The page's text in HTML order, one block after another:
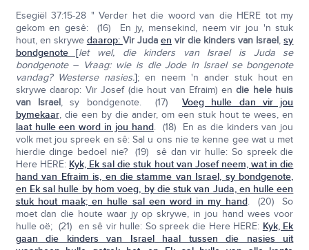
Esegiël 37:15-28 " Verder het die woord van die HERE tot my
gekom en gesê: (16) En jy, mensekind, neem vir jou 'n stuk
hout, en skrywe daarop: Vir Juda en vir die kinders van Israel,sy
bondgenote [let wel, die kinders van Israel is Juda se
bondgenote – Vraag: wie is die Jode in Israel se bongenote
vandag? Westerse nasies.]; en neem 'n ander stuk hout en
skrywe daarop: Vir Josef (die hout van Efraim) endie hele huis
van Israel, sy bondgenote. (17)Voeg hulle dan vir jou
bymekaar, die een by die ander, om een stuk hout te wees, en
laat hulle een word in jou hand. (18) En as die kinders van jou
volk met jou spreek en sê: Sal u ons nie te kenne gee wat u met
hierdie dinge bedoel nie? (19) sê dan vir hulle: So spreek die
Here HERE: Kyk, Ek sal die stuk hout van Josef neem, wat in die
hand van Efraim is, en die stamme van Israel, sy bondgenote,
en Ek sal hulle by hom voeg, by die stuk van Juda, en hulle een
stuk hout maak; en hulle sal een word in my hand. (20) So
moet dan die houte waar jy op skrywe, in jou hand wees voor
hulle oë; (21) en sê vir hulle: So spreek die Here HERE: Kyk, Ek
gaandie kinders van Israelhaal tussen die nasies uit